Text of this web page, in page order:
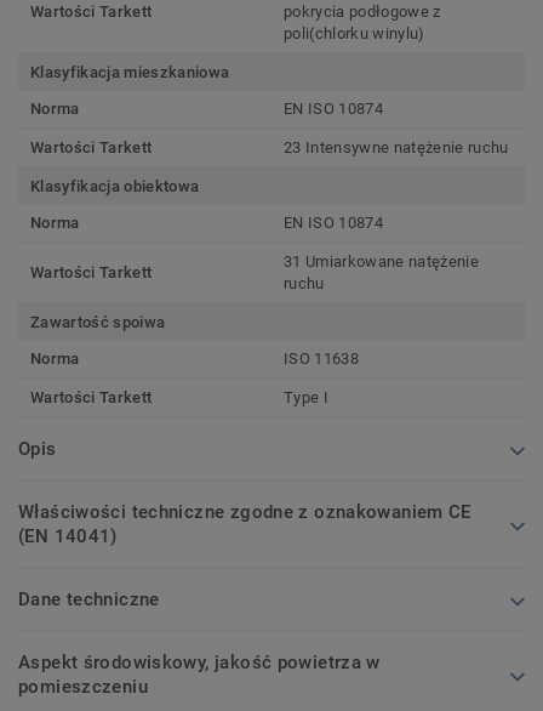
Wartości Tarkett
pokrycia podłogowe z
poli(chlorku winylu)
Klasyfikacja mieszkaniowa
Norma
EN ISO 10874
Wartości Tarkett 23 Intensywne natężenie ruchu
Klasyfikacja obiektowa
Norma
EN ISO 10874
Wartości Tarkett
31 Umiarkowane natężenie
ruchu
Zawartość spoiwa
Norma
ISO 11638
Wartości Tarkett Type I
Opis
Właściwości techniczne zgodne z oznakowaniem CE
(EN 14041)
Dane techniczne
Aspekt środowiskowy, jakość powietrza w
pomieszczeniu